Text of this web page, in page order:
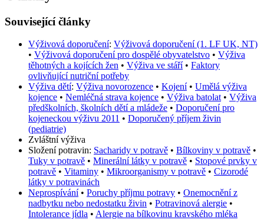
Související články
Výživová doporučení: Výživová doporučení (1. LF UK, NT)
• Výživová doporučení pro dospělé obyvatelstvo • Výživa
těhotných a kojících žen • Výživa ve stáří• Faktory
ovlivňující nutriční potřeby
Výživa dětí: Výživa novorozence • Kojení• Umělá výživa
kojence • Nemléčná strava kojence • Výživa batolat • Výživa
předškolních, školních dětí a mládeže • Doporučení pro
kojeneckou výživu 2011 • Doporučený příjem živin
(pediatrie)
Zvláštní výživa
Složení potravin: Sacharidy v potravě • Bílkoviny v potravě •
Tuky v potravě • Minerální látky v potravě • Stopové prvky v
potravě • Vitaminy • Mikroorganismy v potravě • Cizorodé
látky v potravinách
Neprospívání• Poruchy příjmu potravy • Onemocnění z
nadbytku nebo nedostatku živin • Potravinová alergie •
Intolerance jídla • Alergie na bílkovinu kravského mléka